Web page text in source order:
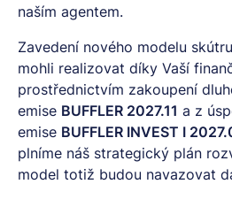
naším agentem.
Zavedení nového modelu
mohli realizovat díky Vaší
prostřednictvím zakoupení
emise BUFFLER 2027.11 a z
emise BUFFLER INVEST I
plníme náš strategický plán
model totiž budou navazovat